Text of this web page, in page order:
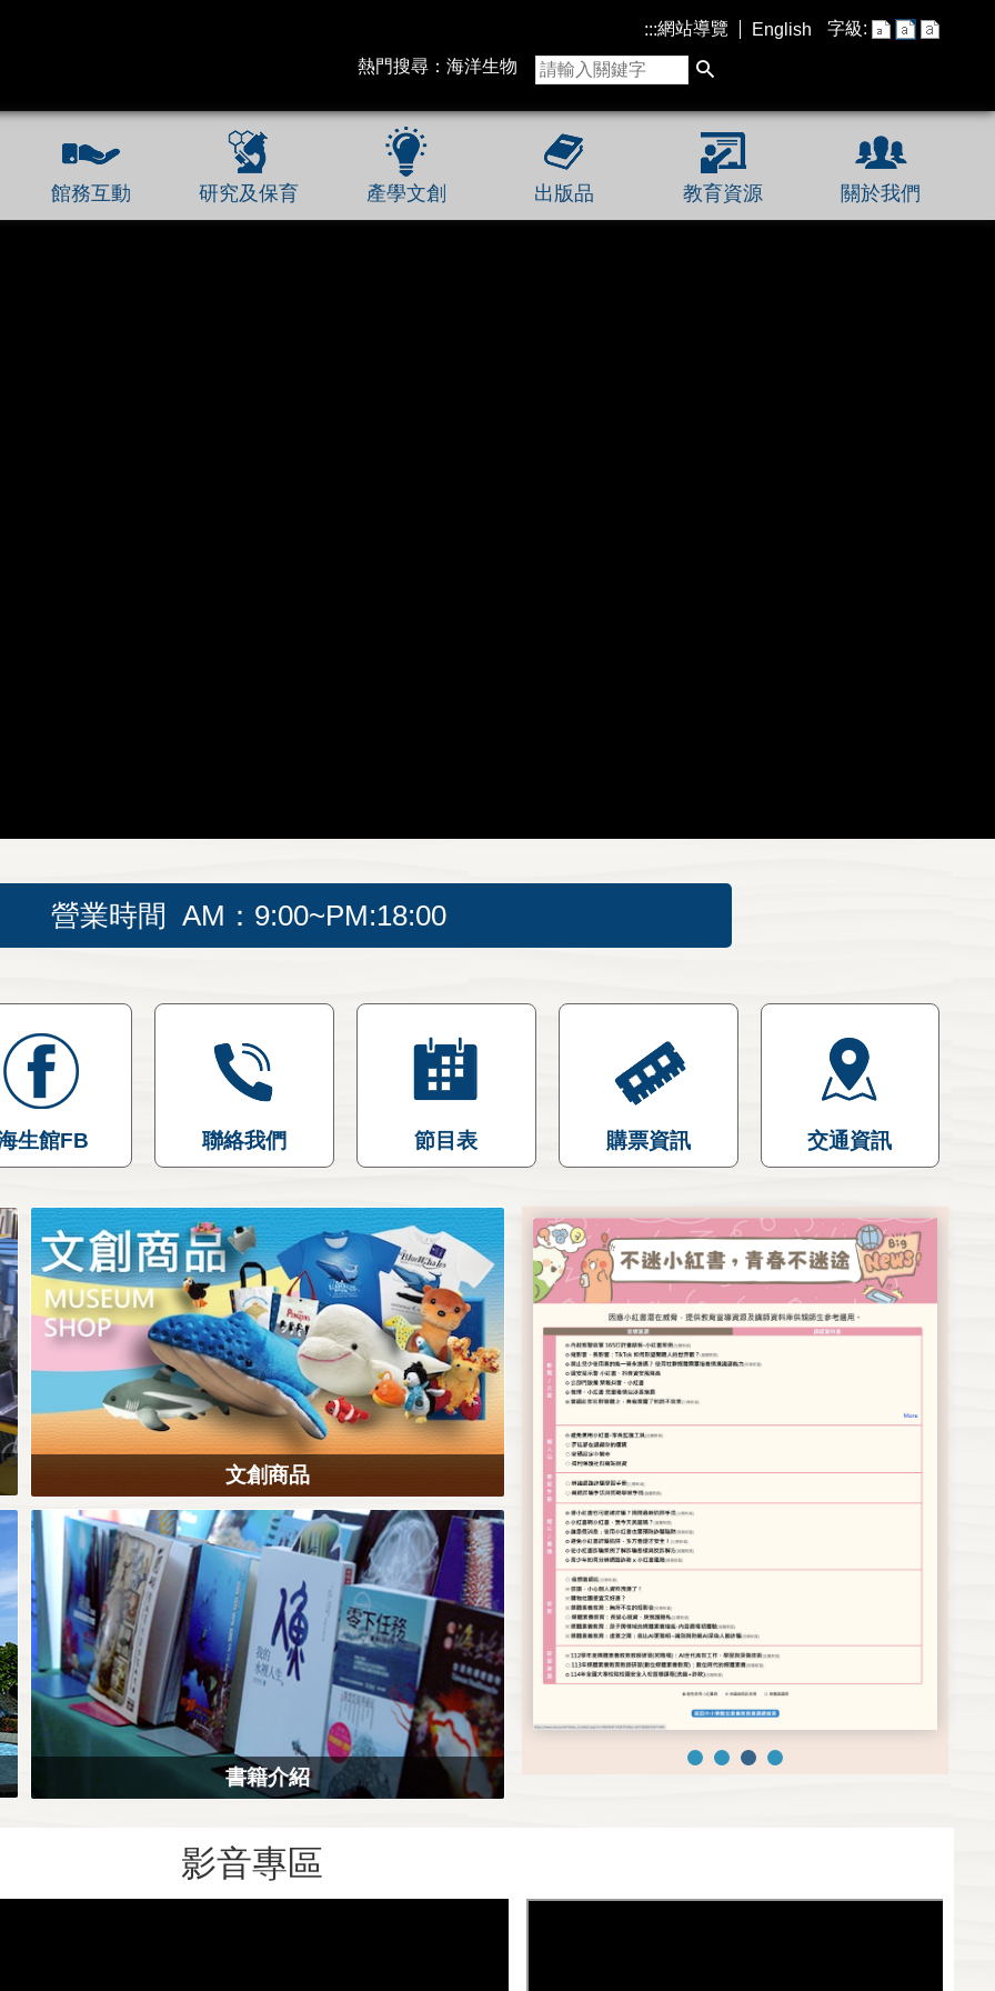
:::網站導覽 English
字級:
熱門搜尋： 海洋生物
館務互動 研究及保育 產學文創 出版品 教育資源 關於我們
營業時間 AM：9:00~PM:18:00
生館FB 聯絡我們 節目表 購票資訊 交通資訊
文創商品
書籍介紹
影音專區